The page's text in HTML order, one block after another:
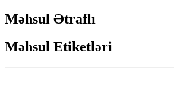
Məhsul Ətraflı
Məhsul Etiketləri